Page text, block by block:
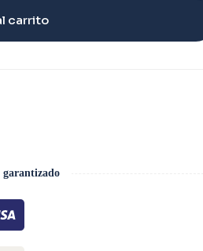
carrito
garantizado